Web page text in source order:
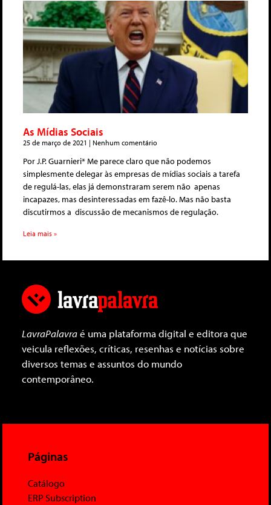
As Mídias Sociais
25 de março de 2021 Nenhum comentário
Por J.P. Guarnieri* Me parece claro que não podemos
simplesmente delegar às empresas de mídias sociais a tarefa
de regulá-las, elas já demonstraram serem não apenas
incapazes, mas desinteressadas em fazê-lo. Mas não basta
discutirmos a discussão de mecanismos de regulação.
Leia mais »
LavraPalavraé uma plataforma digital e editora que
veicula reflexões, críticas, resenhas e notícias sobre
diversos temas e assuntos do mundo
contemporâneo.
Páginas
Catálogo
ERP Subscription